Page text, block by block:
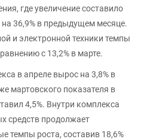
где увеличение составило
на 36,9% в предыдущем месяце.
и электронной техники темпы
с 13,2% в марте.
в апреле вырос на 3,8% в
мартовского показателя в
4,5%. Внутри комплекса
средств продолжает
темпы роста, составив 18,6%